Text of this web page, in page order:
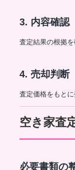
3. 内容確認
査定結果の根拠を
4. 売却判断
査定価格をもとに
空き家査
必要書類の